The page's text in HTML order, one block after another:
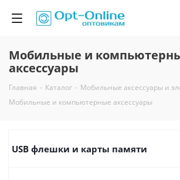
Мобильные и
аксессуары
Главная - Каталог - Мобильные аксессуары и
Мобильные и компьютерные аксессуары
USB флешки и карты памяти